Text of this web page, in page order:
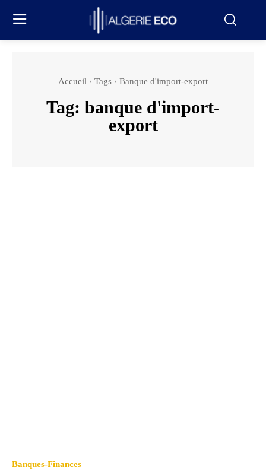
Accueil Tags Banque d'import-export
Tag: banque d'import-
export
Banques-Finances